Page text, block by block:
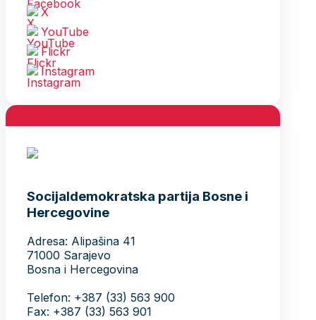
X
YouTube
Flickr
Instagram
Socijaldemokratska partija Bosne i
Hercegovine
Adresa: Alipašina 41
71000 Sarajevo
Bosna i Hercegovina
Telefon: +387 (33) 563 900
Fax: +387 (33) 563 901